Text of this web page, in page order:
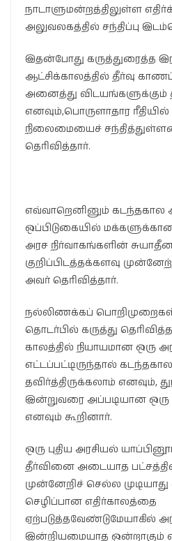
நாடாளுமன்றத்திலுள்ள
அலுவலகத்தில் சந்திப்பு
இதன்போது கருத்துரைத்த
ஆட்சிக்காலத்தில் தீர்வு
அனைத்து விடயங்களுக்கும்
எனவும்,பொருளாதார
நிலைமையைச்
தெரிவித்தார்.
எவ்வாறெனினும் கடந்தகால
ஒப்பிடுகையில் மக்களுக்கான
அரச நிர்வாகங்களின்
குறிப்பிடத்தக்களவு
அவர் தெரிவித்தார்.
நல்லிணக்கப் பொறிமுறைகள்
தொடர்பில் கருத்து
காலத்தில் நியாயமான ஒரு
எட்டப்பட்டிருந்தால்
தவிர்த்திருக்கலாம் எனவும்,
இன்றுவரை அப்படியான ஒரு
எனவும் கூறினார்.
ஒரு புதிய அரசியல்
தீர்வினை அடையாத
முன்னேறிச் செல்ல
செழிப்பான எதிர்காலத்தை
ஏற்படுத்தவேண்டுமேயாகில்
இன்றியமையாத ஒன்றாகும்